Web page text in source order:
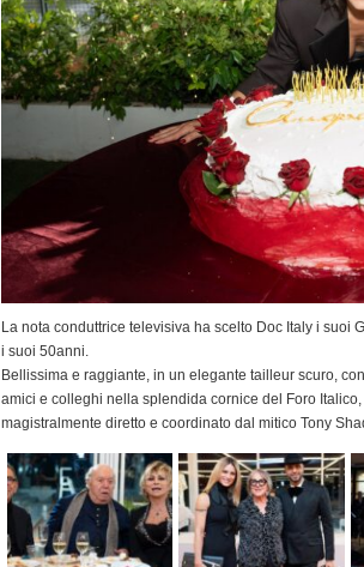
La nota conduttrice televisiva ha scelto Doc Italy i suoi
i suoi 50anni.
Bellissima e raggiante, in un elegante tailleur scuro,
amici e colleghi nella splendida cornice del Foro
magistralmente diretto e coordinato dal mitico Tony